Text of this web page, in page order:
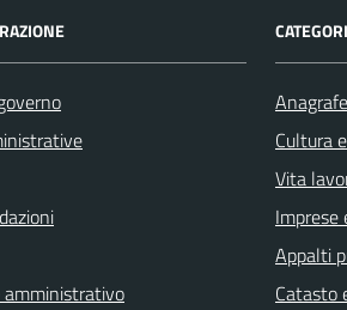
amministrativo
Cultura
Vita
Imprese
Appalti
Catasto